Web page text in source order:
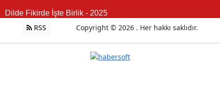
Dilde Fikirde İşte Birlik - 2025
RSS Copyright © 2026 . Her hakkı saklıdır.